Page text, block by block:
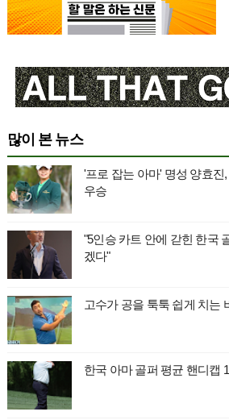
많이 본 뉴스
'프로 잡는 아마' 명성 양효
우승
"5인승 카트 안에 갇힌 한국
겠다"
고수가 공을 툭툭 쉽게 치는
한국 아마 골퍼 평균 핸디캡